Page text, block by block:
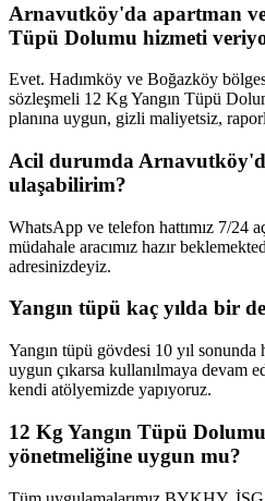
Arnavutköy'da apartman ve
Tüpü Dolumu hizmeti
Evet. Hadımköy ve Boğazköy
sözleşmeli 12 Kg Yangın Tüpü
planına uygun, gizli maliyetsiz,
Acil durumda
ulaşabilirim?
WhatsApp ve telefon hattımız 7/24
müdahale aracımız hazır
adresinizdeyiz.
Yangın tüpü kaç yılda bir
Yangın tüpü gövdesi 10 yıl
uygun çıkarsa kullanılmaya devam
kendi atölyemizde yapıyoruz.
12 Kg Yangın Tüpü
yönetmeliğine uygun mu?